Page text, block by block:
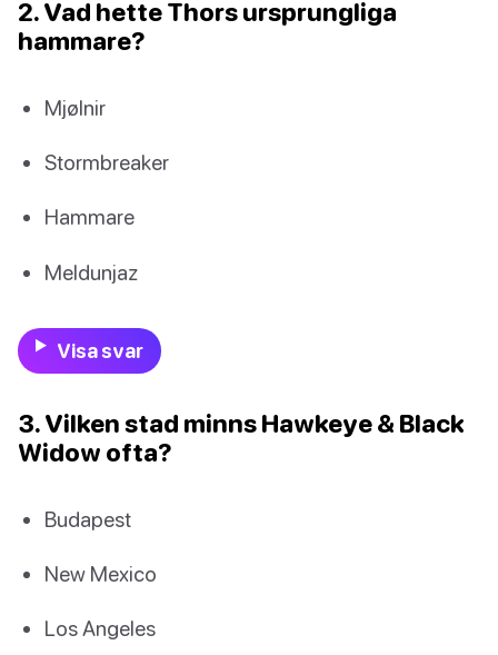
2. Vad hette Thors ursprungliga
hammare?
Mjølnir
Stormbreaker
Hammare
Meldunjaz
Visa svar
3. Vilken stad minns Hawkeye & Black
Widow ofta?
Budapest
New Mexico
Los Angeles